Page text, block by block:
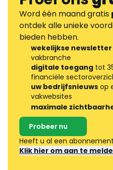
Word één maand gratis
ontdek alle unieke
bieden hebben.
wekelijkse newsletter
vakbranche
digitale toegang tot
financiële
uw bedrijfsnieuws op
vakwebsites
maximale
Probeer nu
Heeft u al een
Klik hier om aan te